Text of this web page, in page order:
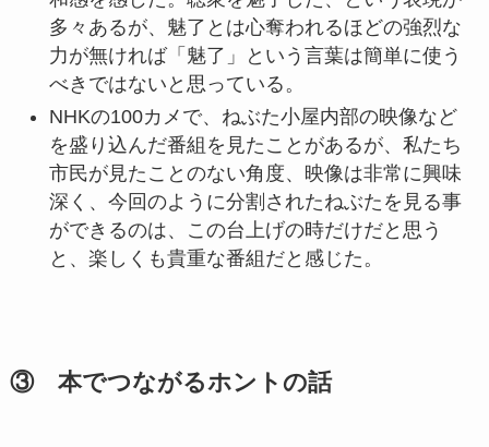
多々あるが、魅了とは心奪われるほどの強烈な
力が無ければ「魅了」という言葉は簡単に使う
べきではないと思っている。
NHKの100カメで、ねぶた小屋内部の映像など
を盛り込んだ番組を見たことがあるが、私たち
市民が見たことのない角度、映像は非常に興味
深く、今回のように分割されたねぶたを見る事
ができるのは、この台上げの時だけだと思う
と、楽しくも貴重な番組だと感じた。
③ 本でつながるホントの話